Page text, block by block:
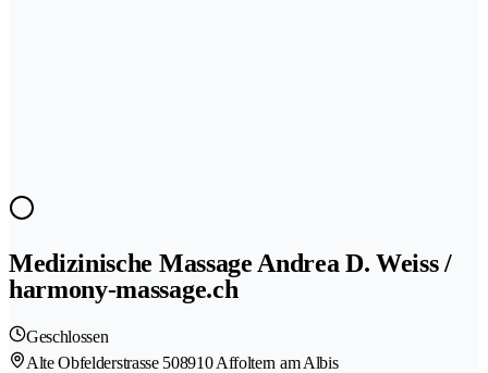
Medizinische Massage Andrea D. Weiss /
harmony-massage.ch
Geschlossen
Alte Obfelderstrasse 508910 Affoltern am Albis